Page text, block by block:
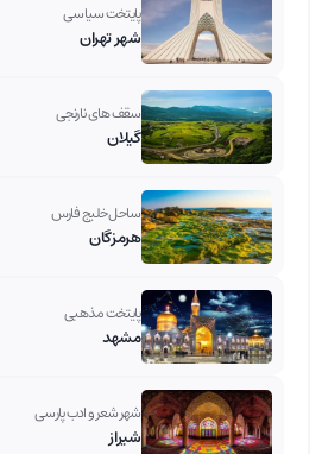
پایتخت سیاسی
شهر تهران
سقف های نارنجی
گیلان
ساحل خلیج فارس
هرمزگان
پایتخت مذهبی
مشهد
شهر شعر و ادب پارسی
شیراز